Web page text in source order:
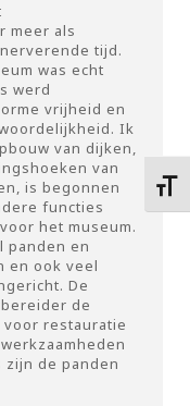
meer als
tijd.
was echt
werd
vrijheid en
Ik
van dijken,
van
is begonnen
functies
het museum.
panden en
en ook veel
De
de
voor restauratie
de panden